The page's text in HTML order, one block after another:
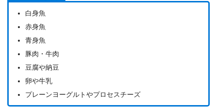
白身魚
赤身魚
青身魚
豚肉・牛肉
豆腐や納豆
卵や牛乳
プレーンヨーグルトやプロセスチーズ